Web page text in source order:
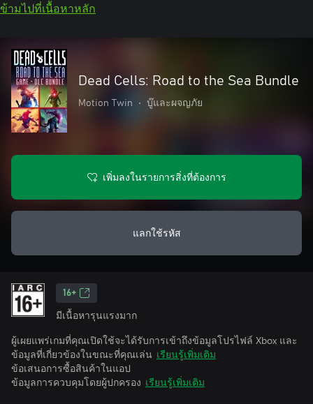
ข้ามไปที่เนื้อหาหลัก
Dead Cells: Road to the Sea Bundle
Motion Twin • บู๊และผจญภัย
เพิ่มลงในรายการสิ่งที่ต้องการ
แลกใช้รหัส
16+
มีเนื้อหารุนแรงมาก
ผู้เผยแพร่เกมที่คุณเปิดใช้จะได้รับการเข้าถึงข้อมูลโปรไฟล์ Xbox และ
ข้อมูลที่เกี่ยวข้องในขณะที่คุณเล่น เรียนรู้เพิ่มเติม
ข้อเสนอการซื้อสินค้าในแอป
ข้อมูลการควบคุมโดยผู้ปกครอง เรียนรู้เพิ่มเติม